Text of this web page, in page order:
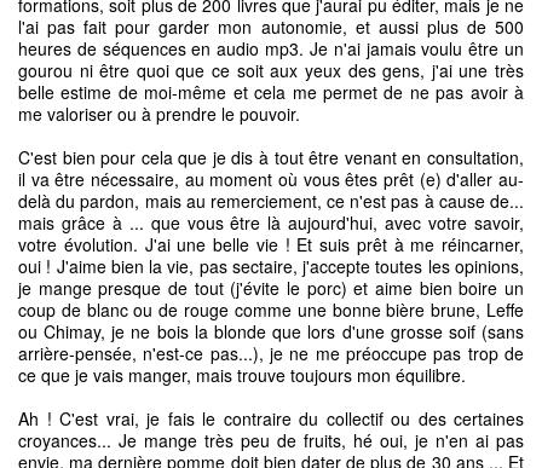
formations, soit plus de 200 livres que j'aurai pu éditer, mais je ne
l'ai pas fait pour garder mon autonomie, et aussi plus de 500
heures de séquences en audio mp3. Je n'ai jamais voulu être un
gourou ni être quoi que ce soit aux yeux des gens, j'ai une très
belle estime de moi-même et cela me permet de ne pas avoir à
me valoriser ou à prendre le pouvoir.
C'est bien pour cela que je dis à tout être venant en consultation,
il va être nécessaire, au moment où vous êtes prêt (e) d'aller au-
delà du pardon, mais au remerciement, ce n'est pas à cause de...
mais grâce à ... que vous être là aujourd'hui, avec votre savoir,
votre évolution. J'ai une belle vie ! Et suis prêt à me réincarner,
oui ! J'aime bien la vie, pas sectaire, j'accepte toutes les opinions,
je mange presque de tout (j'évite le porc) et aime bien boire un
coup de blanc ou de rouge comme une bonne bière brune, Leffe
ou Chimay, je ne bois la blonde que lors d'une grosse soif (sans
arrière-pensée, n'est-ce pas...), je ne me préoccupe pas trop de
ce que je vais manger, mais trouve toujours mon équilibre.
Ah ! C'est vrai, je fais le contraire du collectif ou des certaines
croyances... Je mange très peu de fruits, hé oui, je n'en ai pas
envie, ma dernière pomme doit bien dater de plus de 30 ans ... Et